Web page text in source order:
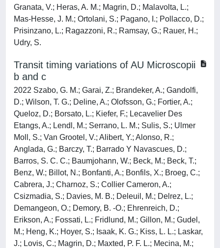
Granata, V.; Heras, A. M.; Magrin, D.; Malavolta, L.;
Mas-Hesse, J. M.; Ortolani, S.; Pagano, I.; Pollacco, D.;
Prisinzano, L.; Ragazzoni, R.; Ramsay, G.; Rauer, H.;
Udry, S.
Transit timing variations of AU Microscopii
b and c
2022 Szabo, G. M.; Garai, Z.; Brandeker, A.; Gandolfi,
D.; Wilson, T. G.; Deline, A.; Olofsson, G.; Fortier, A.;
Queloz, D.; Borsato, L.; Kiefer, F.; Lecavelier Des
Etangs, A.; Lendl, M.; Serrano, L. M.; Sulis, S.; Ulmer
Moll, S.; Van Grootel, V.; Alibert, Y.; Alonso, R.;
Anglada, G.; Barczy, T.; Barrado Y Navascues, D.;
Barros, S. C. C.; Baumjohann, W.; Beck, M.; Beck, T.;
Benz, W.; Billot, N.; Bonfanti, A.; Bonfils, X.; Broeg, C.;
Cabrera, J.; Charnoz, S.; Collier Cameron, A.;
Csizmadia, S.; Davies, M. B.; Deleuil, M.; Delrez, L.;
Demangeon, O.; Demory, B. -O.; Ehrenreich, D.;
Erikson, A.; Fossati, L.; Fridlund, M.; Gillon, M.; Gudel,
M.; Heng, K.; Hoyer, S.; Isaak, K. G.; Kiss, L. L.; Laskar,
J.; Lovis, C.; Magrin, D.; Maxted, P. F. L.; Mecina, M.;